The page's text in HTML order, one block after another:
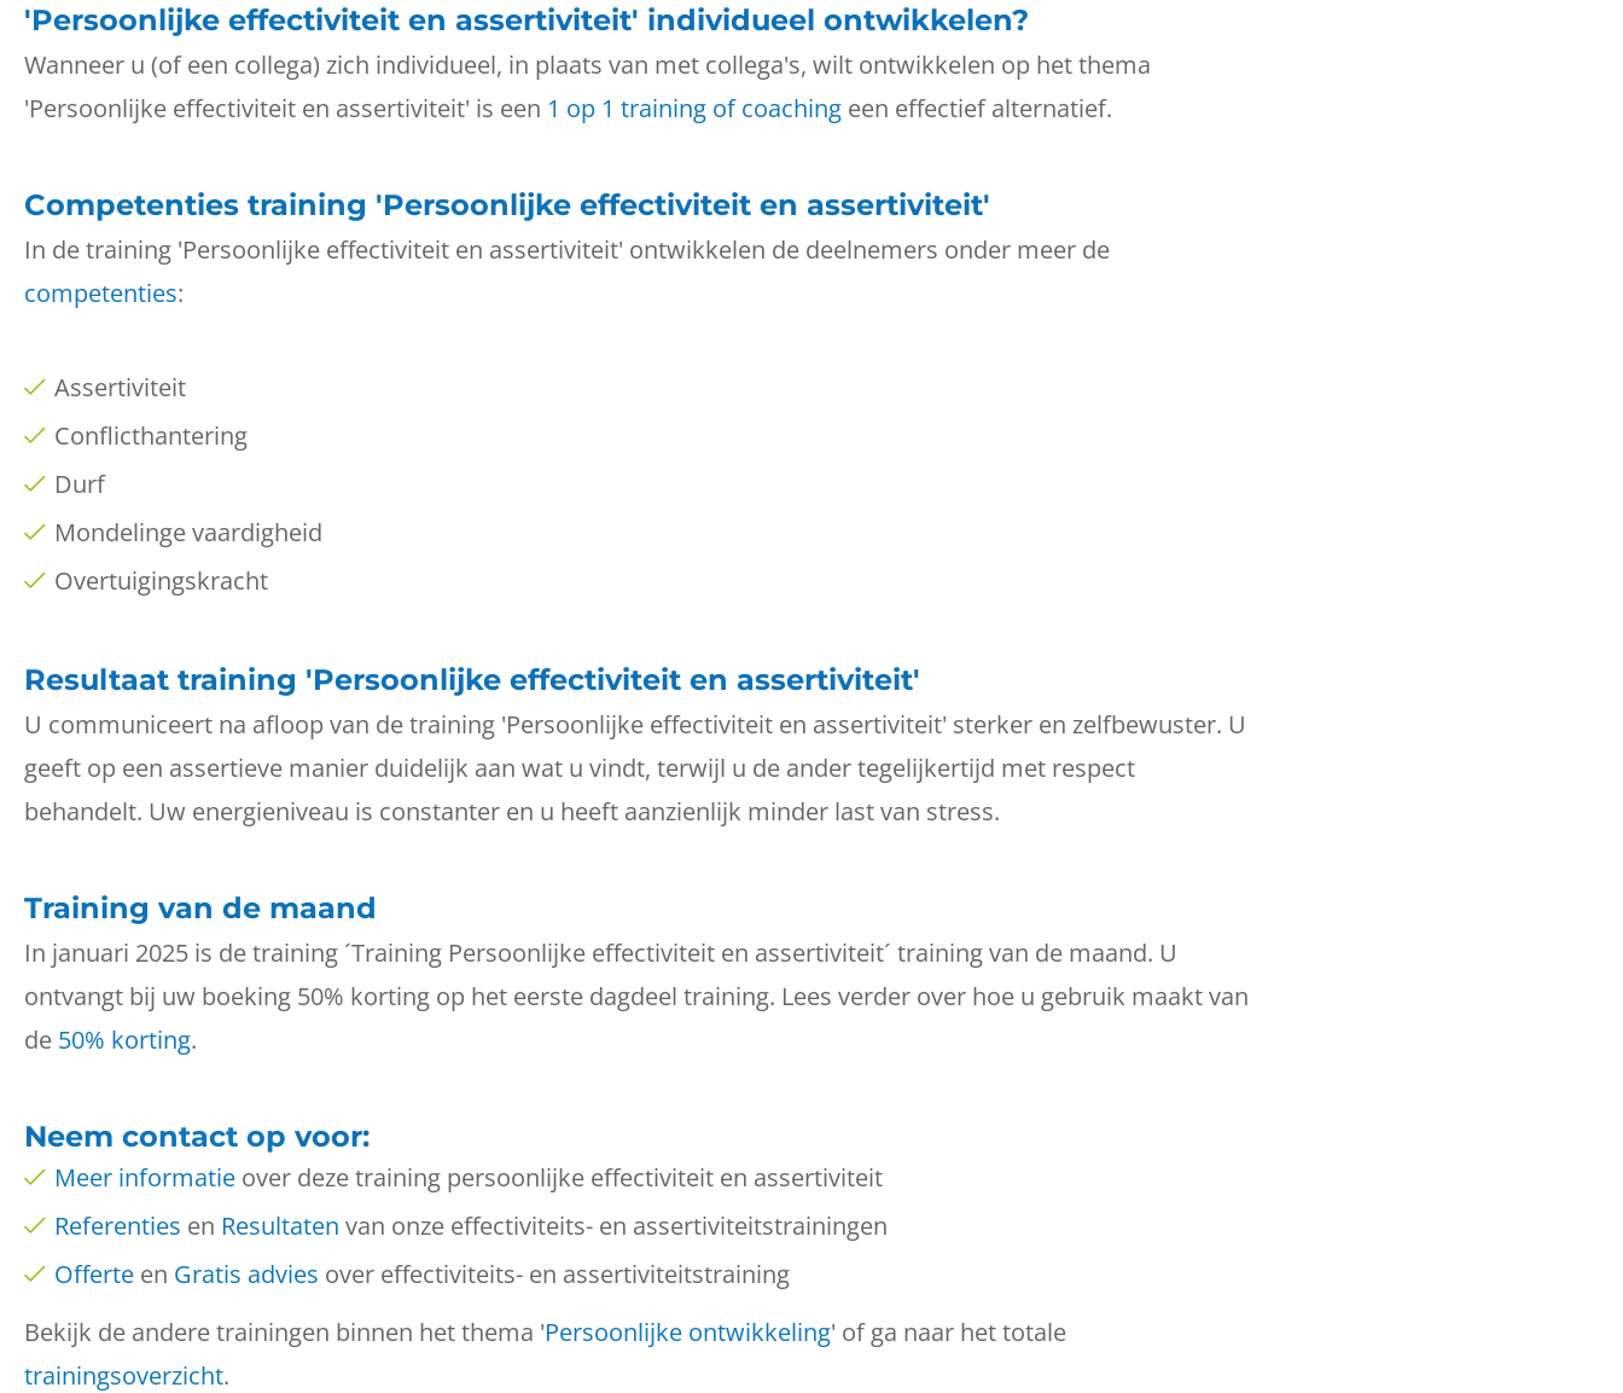
'Persoonlijke effectiviteit en assertiviteit' individueel ontwikkelen?
Wanneer u (of een collega) zich individueel, in plaats van met collega's, wilt ontwikkelen op het thema
'Persoonlijke effectiviteit en assertiviteit' is een 1 op 1 training of coaching een effectief alternatief.
Competenties training 'Persoonlijke effectiviteit en assertiviteit'
In de training 'Persoonlijke effectiviteit en assertiviteit' ontwikkelen de deelnemers onder meer de
competenties:
Assertiviteit
Conflicthantering
Durf
Mondelinge vaardigheid
Overtuigingskracht
Resultaat training 'Persoonlijke effectiviteit en assertiviteit'
U communiceert na afloop van de training 'Persoonlijke effectiviteit en assertiviteit' sterker en zelfbewuster. U
geeft op een assertieve manier duidelijk aan wat u vindt, terwijl u de ander tegelijkertijd met respect
behandelt. Uw energieniveau is constanter en u heeft aanzienlijk minder last van stress.
Training van de maand
In januari 2025 is de training ´Training Persoonlijke effectiviteit en assertiviteit´ training van de maand. U
ontvangt bij uw boeking 50% korting op het eerste dagdeel training. Lees verder over hoe u gebruik maakt van
de 50% korting.
Neem contact op voor:
Meer informatie over deze training persoonlijke effectiviteit en assertiviteit
Referenties en Resultaten van onze effectiviteits- en assertiviteitstrainingen
Offerte en Gratis advies over effectiviteits- en assertiviteitstraining
Bekijk de andere trainingen binnen het thema 'Persoonlijke ontwikkeling' of ga naar het totale
trainingsoverzicht.